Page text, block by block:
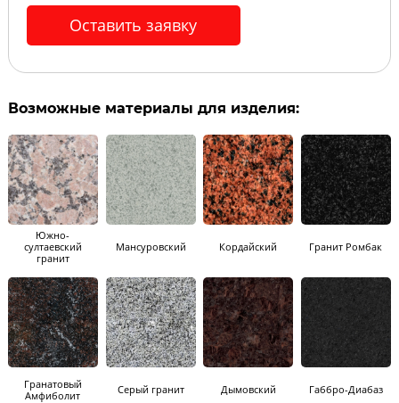
Оставить заявку
Возможные материалы для изделия:
Южно-
султаевский
гранит
Мансуровский Кордайский Гранит Ромбак
Гранатовый
Амфиболит
Серый гранит Дымовский Габбро-Диабаз